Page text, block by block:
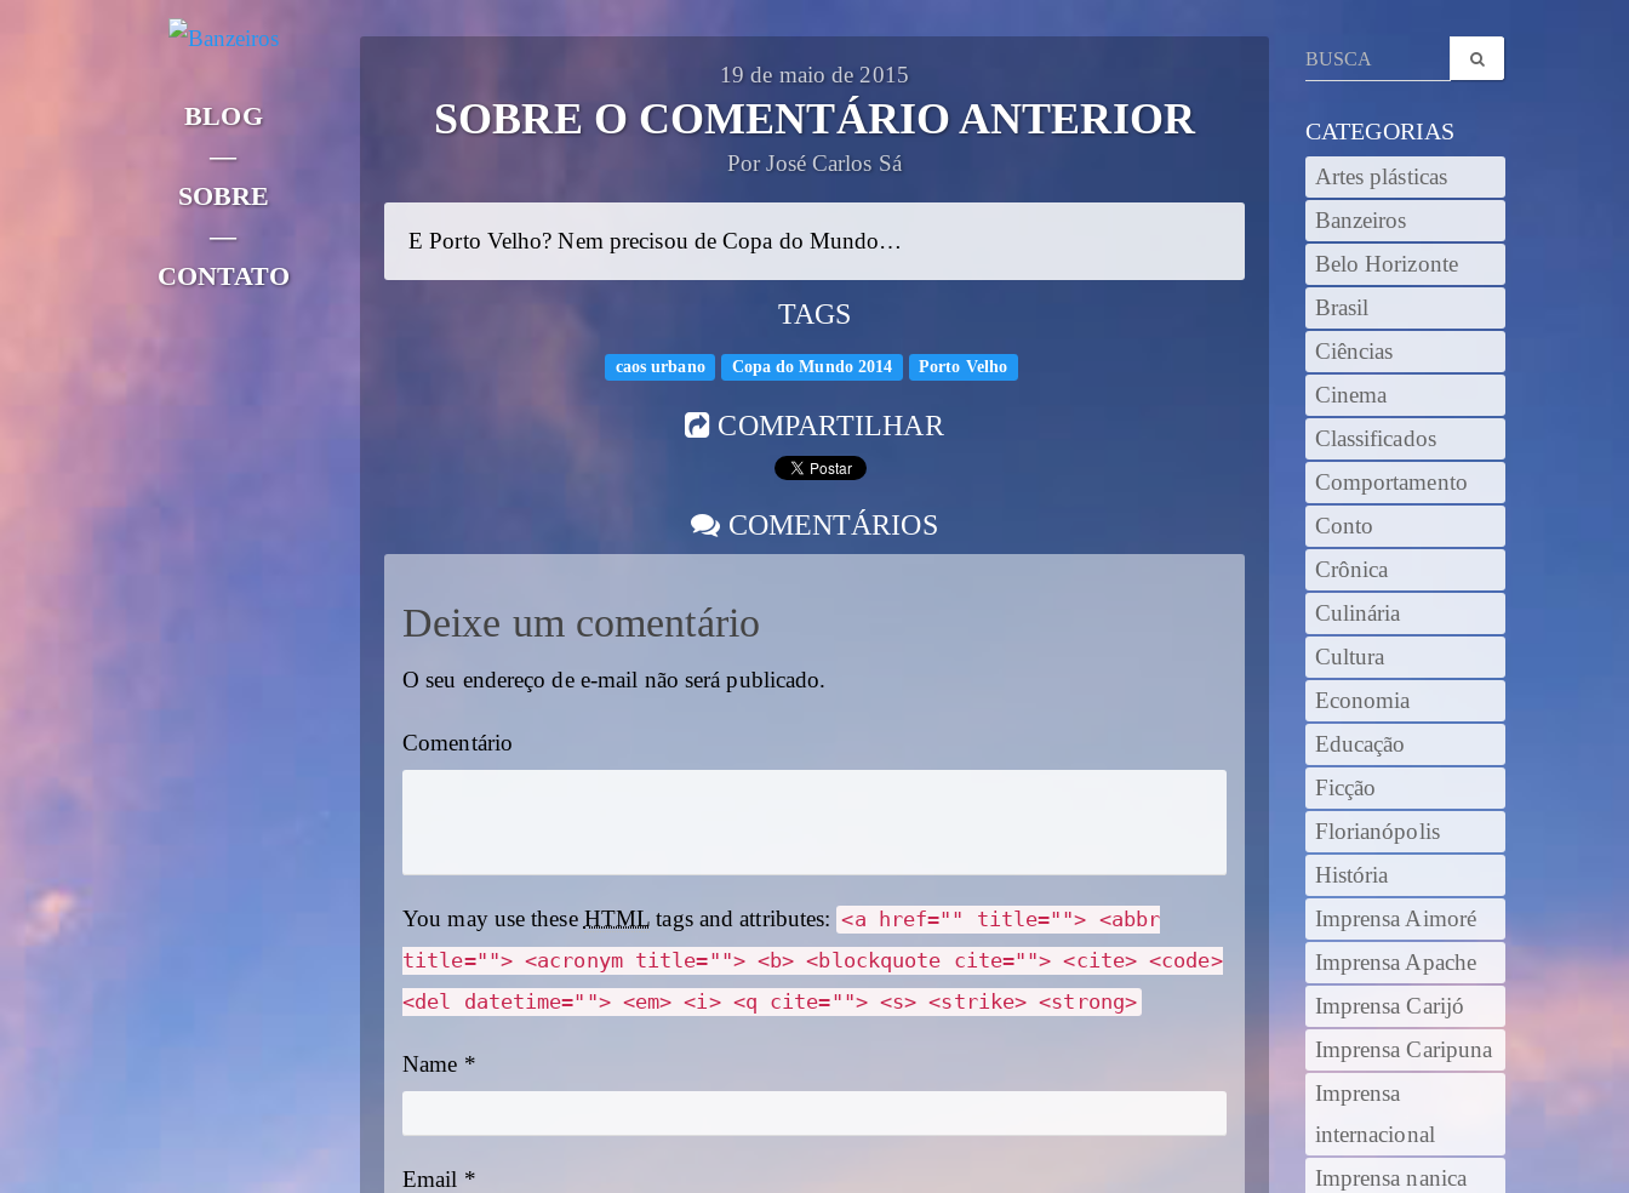
BLOG
—
SOBRE
—
CONTATO
19 de maio de 2015
SOBRE O COMENTÁRIO ANTERIOR
Por José Carlos Sá
E Porto Velho? Nem precisou de Copa do Mundo…
TAGS
caos urbano Copa do Mundo 2014 Porto Velho
COMPARTILHAR
COMENTÁRIOS
Deixe um comentário
O seu endereço de e-mail não será publicado.
Comentário
You may use these HTML tags and attributes: <a href="" title=""> <abbr
title=""> <acronym title=""> <b> <blockquote cite=""> <cite> <code>
<del datetime=""> <em> <i> <q cite=""> <s> <strike> <strong>
Name *
Email *
CATEGORIAS
Artes plásticas
Banzeiros
Belo Horizonte
Brasil
Ciências
Cinema
Classificados
Comportamento
Conto
Crônica
Culinária
Cultura
Economia
Educação
Ficção
Florianópolis
História
Imprensa Aimoré
Imprensa Apache
Imprensa Carijó
Imprensa Caripuna
Imprensa
internacional
Imprensa nanica